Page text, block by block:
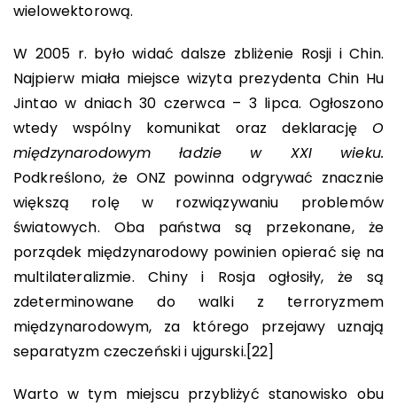
wielowektorową.
W 2005 r. było widać dalsze zbliżenie Rosji i Chin.
Najpierw miała miejsce wizyta prezydenta Chin Hu
Jintao w dniach 30 czerwca – 3 lipca. Ogłoszono
wtedy wspólny komunikat oraz deklarację O
międzynarodowym ładzie w XXI wieku.
Podkreślono, że ONZ powinna odgrywać znacznie
większą rolę w rozwiązywaniu problemów
światowych. Oba państwa są przekonane, że
porządek międzynarodowy powinien opierać się na
multilateralizmie. Chiny i Rosja ogłosiły, że są
zdeterminowane do walki z terroryzmem
międzynarodowym, za którego przejawy uznają
separatyzm czeczeński i ujgurski.[22]
Warto w tym miejscu przybliżyć stanowisko obu